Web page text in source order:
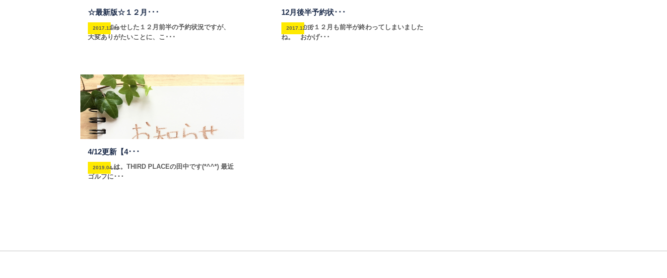
☆最新版☆１２月･･･
2017.12.06
先日お知らせした１２月前半の予約状況ですが、
大変ありがたいことに、こ･･･
12月後半予約状･･･
2017.12.15
早いもので１２月も前半が終わってしまいました
ね。 おかげ･･･
4/12更新【4･･･
2019.04.21
こんばんは。THIRD PLACEの田中です(*^^*) 最近
ゴルフに･･･